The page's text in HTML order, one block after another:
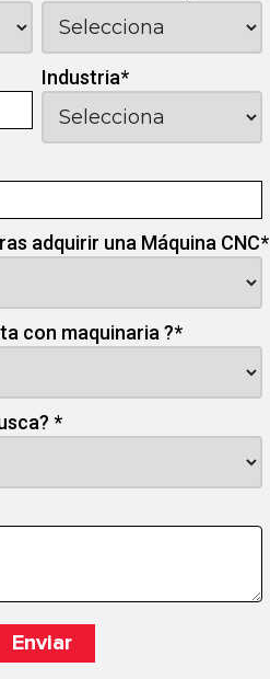
Industria*
adquirir una Máquina CNC*
con maquinaria ?*
*